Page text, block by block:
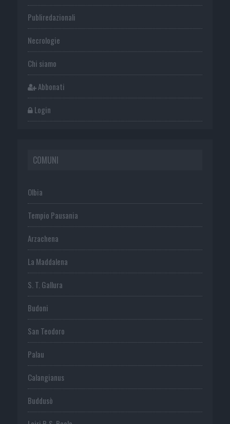
Publiredazionali
Necrologie
Chi siamo
Abbonati
Login
COMUNI
Olbia
Tempio Pausania
Arzachena
La Maddalena
S. T. Gallura
Budoni
San Teodoro
Palau
Calangianus
Buddusò